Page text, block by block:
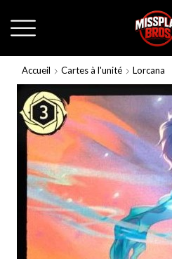
Accueil Cartes à l'unité Lorcana